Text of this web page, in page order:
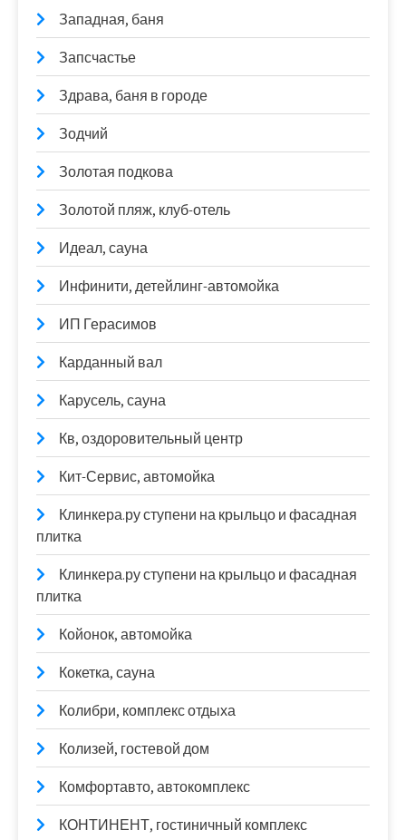
Западная, баня
Запсчастье
Здрава, баня в городе
Зодчий
Золотая подкова
Золотой пляж, клуб-отель
Идеал, сауна
Инфинити, детейлинг-автомойка
ИП Герасимов
Карданный вал
Карусель, сауна
Кв, оздоровительный центр
Кит-Сервис, автомойка
Клинкера.ру ступени на крыльцо и фасадная
плитка
Клинкера.ру ступени на крыльцо и фасадная
плитка
Койонок, автомойка
Кокетка, сауна
Колибри, комплекс отдыха
Колизей, гостевой дом
Комфортавто, автокомплекс
КОНТИНЕНТ, гостиничный комплекс